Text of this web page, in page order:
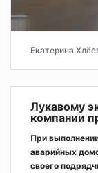
Екатерина
Лукавому
компании
При
аварийных
своего